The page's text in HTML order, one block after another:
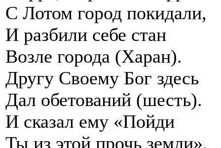
С Лотом город покидали,
И разбили себе стан
Возле города (Харан).
Другу Своему Бог здесь
Дал обетований (шесть).
И сказал ему «Пойди
Ты из этой прочь земли».